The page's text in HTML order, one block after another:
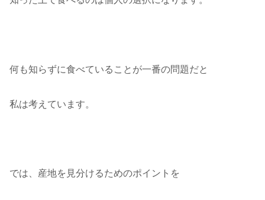
何も知らずに食べていることが一番の問題だと
私は考えています。
では、産地を見分けるためのポイントを